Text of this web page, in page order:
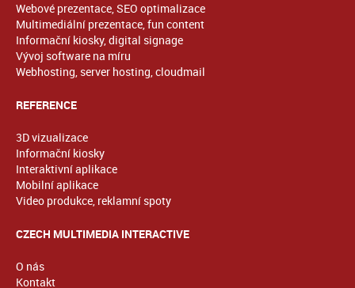
Webové prezentace, SEO optimalizace
Multimediální prezentace, fun content
Informační kiosky, digital signage
Vývoj software na míru
Webhosting, server hosting, cloudmail
REFERENCE
3D vizualizace
Informační kiosky
Interaktivní aplikace
Mobilní aplikace
Video produkce, reklamní spoty
CZECH MULTIMEDIA INTERACTIVE
O nás
Kontakt